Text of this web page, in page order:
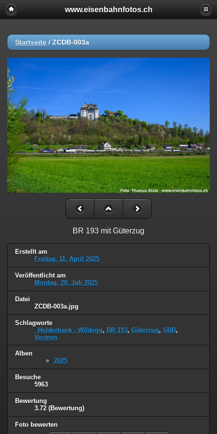
www.eisenbahnfotos.ch
Startseite / ZCDB-003a
BR 193 mit Güterzug
Erstellt am
Freitag, 11. April 2025
Veröffentlicht am
Montag, 28. Juli 2025
Datei
ZCDB-003a.jpg
Schlagworte
_Holderbank - Wildegg, BR 193, Güterzug, SBB,
Vectron
Alben
2025
Besuche
5963
Bewertung
3.72 (Bewertung)
Foto bewerten